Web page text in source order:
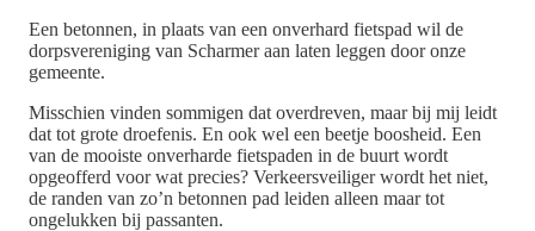
Een betonnen, in plaats van een onverhard fietspad wil de
dorpsvereniging van Scharmer aan laten leggen door onze
gemeente.
Misschien vinden sommigen dat overdreven, maar bij mij leidt
dat tot grote droefenis. En ook wel een beetje boosheid. Een
van de mooiste onverharde fietspaden in de buurt wordt
opgeofferd voor wat precies? Verkeersveiliger wordt het niet,
de randen van zo’n betonnen pad leiden alleen maar tot
ongelukken bij passanten.